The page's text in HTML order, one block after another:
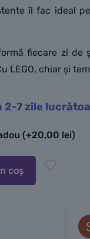
îl fac ideal
fiecare zi de
LEGO, chiar și
7 zile
(+20,00 lei)
coș